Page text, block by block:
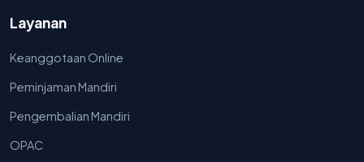
Layanan
Keanggotaan Online
Peminjaman Mandiri
Pengembalian Mandiri
OPAC